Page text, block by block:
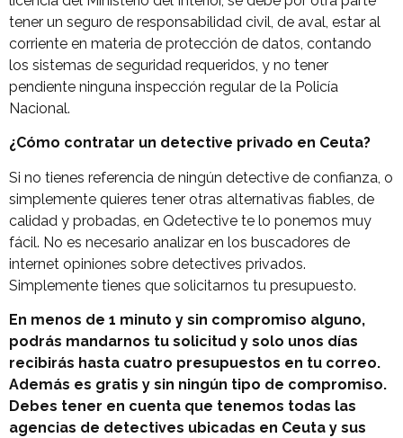
tener un seguro de responsabilidad civil, de aval, estar al
corriente en materia de protección de datos, contando
los sistemas de seguridad requeridos, y no tener
pendiente ninguna inspección regular de la Policía
Nacional.
¿Cómo contratar un detective privado en Ceuta?
Si no tienes referencia de ningún detective de confianza, o
simplemente quieres tener otras alternativas fiables, de
calidad y probadas, en Qdetective te lo ponemos muy
fácil. No es necesario analizar en los buscadores de
internet opiniones sobre detectives privados.
Simplemente tienes que solicitarnos tu presupuesto.
En menos de 1 minuto y sin compromiso alguno,
podrás mandarnos tu solicitud y solo unos días
recibirás hasta cuatro presupuestos en tu correo.
Además es gratis y sin ningún tipo de compromiso.
Debes tener en cuenta que tenemos todas las
agencias de detectives ubicadas en Ceuta y sus